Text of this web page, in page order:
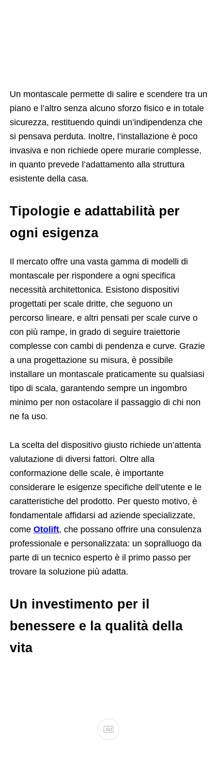
Un montascale permette di salire e scendere tra un
piano e l’altro senza alcuno sforzo fisico e in totale
sicurezza, restituendo quindi un’indipendenza che
si pensava perduta. Inoltre, l’installazione è poco
invasiva e non richiede opere murarie complesse,
in quanto prevede l’adattamento alla struttura
esistente della casa.
Tipologie e adattabilità per
ogni esigenza
Il mercato offre una vasta gamma di modelli di
montascale per rispondere a ogni specifica
necessità architettonica. Esistono dispositivi
progettati per scale dritte, che seguono un
percorso lineare, e altri pensati per scale curve o
con più rampe, in grado di seguire traiettorie
complesse con cambi di pendenza e curve. Grazie
a una progettazione su misura, è possibile
installare un montascale praticamente su qualsiasi
tipo di scala, garantendo sempre un ingombro
minimo per non ostacolare il passaggio di chi non
ne fa uso.
La scelta del dispositivo giusto richiede un’attenta
valutazione di diversi fattori. Oltre alla
conformazione delle scale, è importante
considerare le esigenze specifiche dell’utente e le
caratteristiche del prodotto. Per questo motivo, è
fondamentale affidarsi ad aziende specializzate,
come Otolift, che possano offrire una consulenza
professionale e personalizzata: un sopralluogo da
parte di un tecnico esperto è il primo passo per
trovare la soluzione più adatta.
Un investimento per il
benessere e la qualità della
vita
Ad